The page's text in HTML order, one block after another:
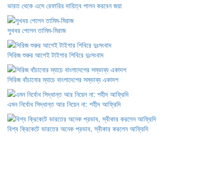
ভারত থেকে এসে রেফারির দায়িত্ব পালন করবেন জয়া
সুখবর পেলেন তামিম-মিরাজ
সিরিজ শুরুর আগেই টাইগার শিবিরে দুঃসংবাদ
সিরিজ বাঁচানোর ম্যাচে বাংলাদেশের সম্ভাব্য একাদশ
এমন নির্বোধ সিদ্ধান্ত আর নিয়েন না: শহীদ আফ্রিদি
বিশ্ব ক্রিকেটে ভারতের অনেক প্রভাব, স্বীকার করলেন আফ্রিদি